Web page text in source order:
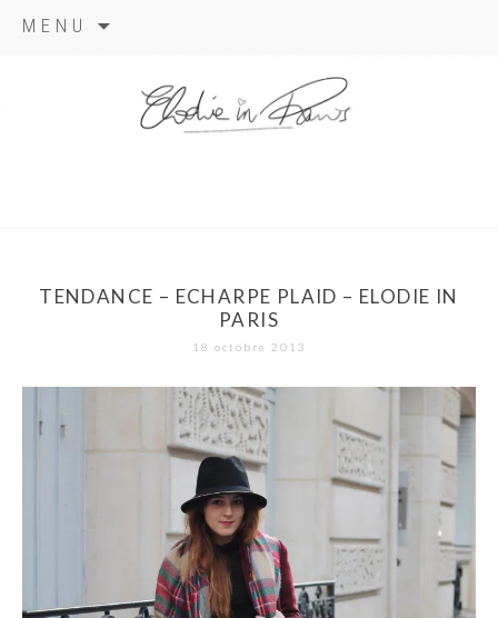
MENU
TENDANCE – ECHARPE PLAID – ELODIE IN
PARIS
18 octobre 2013